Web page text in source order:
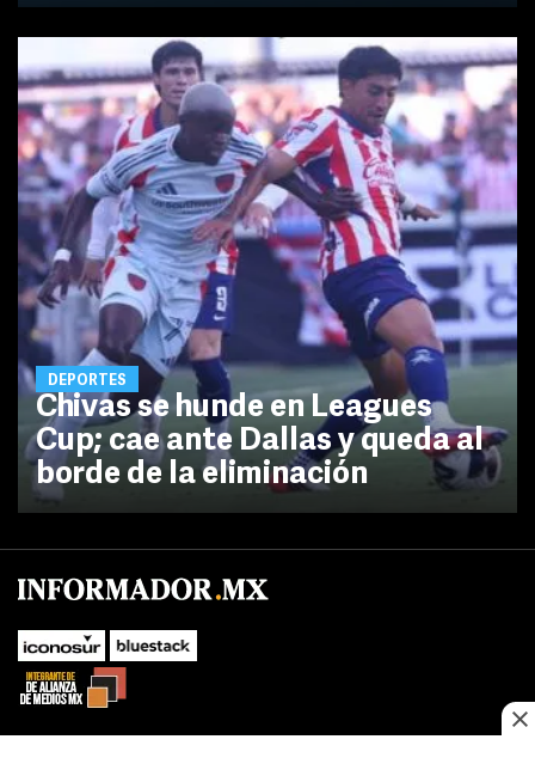
DEPORTES
Chivas se hunde en Leagues
Cup; cae ante Dallas y queda al
borde de la eliminación